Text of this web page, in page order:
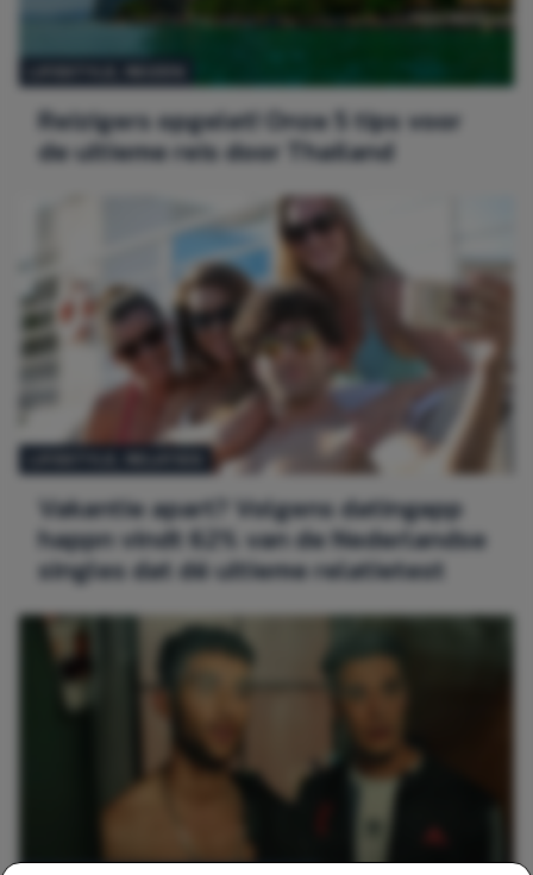
Reizigers opgelet! Onze 5 tips voor
de ultieme reis door Thailand
Vakantie apart? Volgens datingapp
happn vindt 62% van de Nederlandse
singles dat dé ultieme relatietest